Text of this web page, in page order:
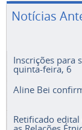
Notícias
Inscrições para
quinta-feira, 6
Aline Bei
Retificado